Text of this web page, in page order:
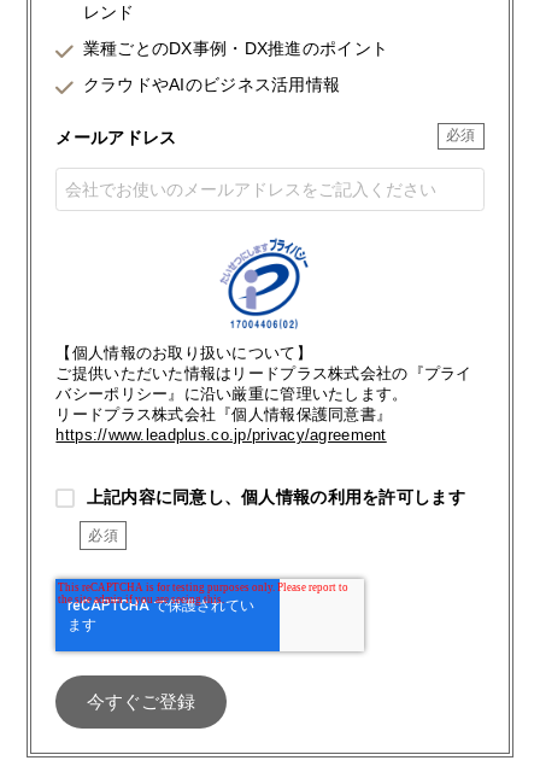
レンド
業種ごとのDX事例・DX推進のポイント
クラウドやAIのビジネス活用情報
メールアドレス
【個人情報のお取り扱いについて】
ご提供いただいた情報はリードプラス株式会社の『プライ
バシーポリシー』に沿い厳重に管理いたします。
リードプラス株式会社『個人情報保護同意書』
https://www.leadplus.co.jp/privacy/agreement
上記内容に同意し、個人情報の利用を許可します